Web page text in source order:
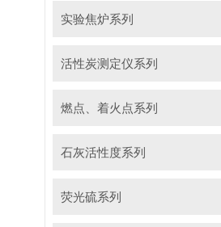
实验焦炉系列
活性炭测定仪系列
燃点、着火点系列
石灰活性度系列
荧光硫系列